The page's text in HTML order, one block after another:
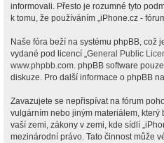
informovali. Přesto je rozumné tyto
k tomu, že používáním „iPhone.cz -
Naše fóra beží na systému phpBB, což
vydané pod licencí „General Public
www.phpbb.com. phpBB software
diskuze. Pro další informace o phpBB
Zavazujete se nepřispívat na fórum
vulgárním nebo jiným materiálem, který
vaší zemi, zákony v zemi, kde sídlí
mezinárodní právo. Tato činnost může